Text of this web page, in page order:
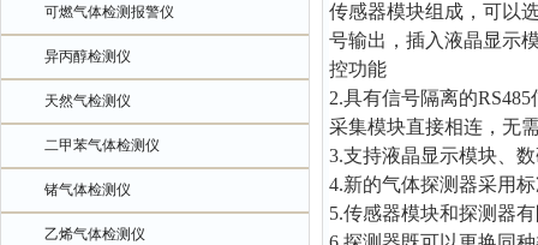
可燃气体检测报警仪
异丙醇检测仪
天然气检测仪
二甲苯气体检测仪
锗气体检测仪
乙烯气体检测仪
传感器模块组成，可以
号输出，插入液晶显示
控功能
2.具有信号隔离的
采集模块直接相连，无
3.支持液晶显示模块、
4.新的气体探测器采用
5.传感器模块和探测器